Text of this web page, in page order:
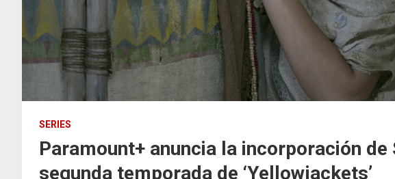
SERIES
Paramount+ anuncia la incorporación
segunda temporada de ‘Yellowjackets’